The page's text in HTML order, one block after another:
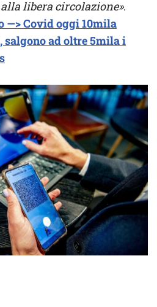
libera circolazione».
—> Covid oggi 10mila
salgono ad oltre 5mila i